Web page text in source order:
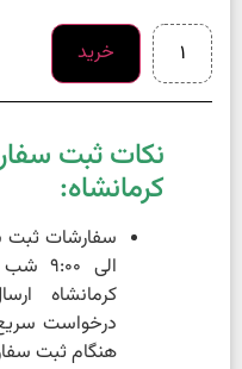
خرید
نکات ثبت
کرمانشاه:
کرمانشاه
درخواست
هنگام ثبت